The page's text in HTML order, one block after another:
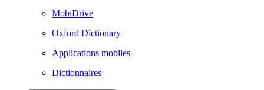
MobiDrive
Oxford Dictionary
Applications mobiles
Dictionnaires